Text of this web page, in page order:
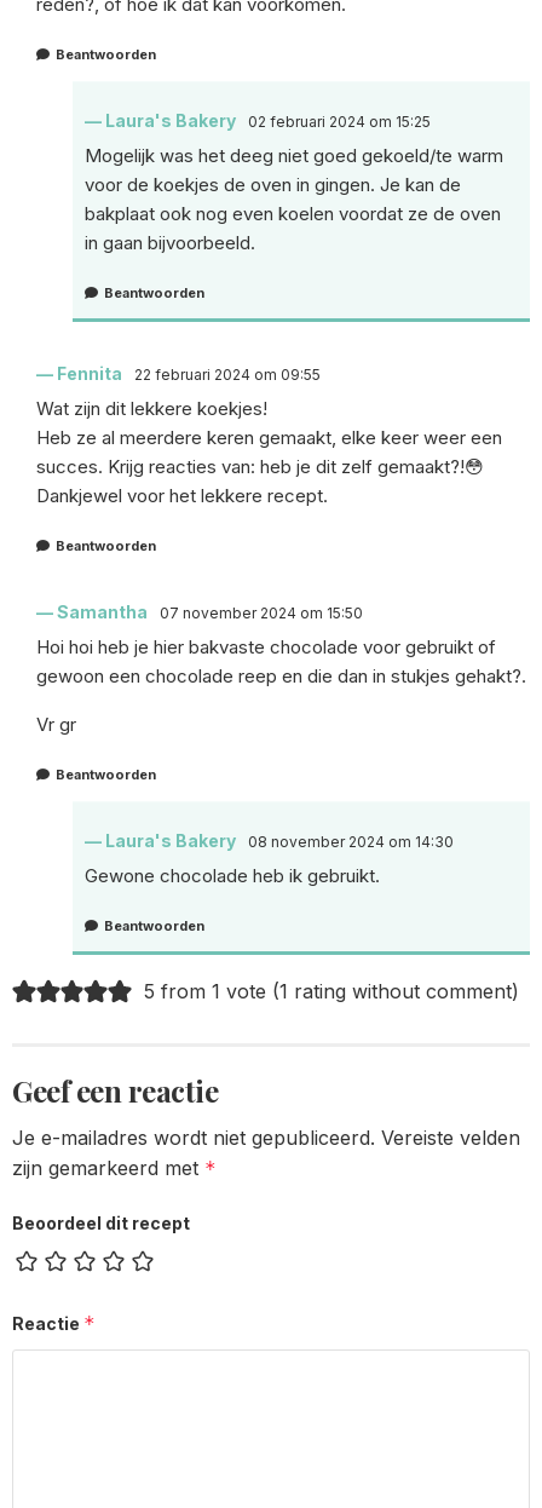
Beantwoorden
Laura's Bakery 02 februari 2024 om 15:25
Mogelijk was het deeg niet goed gekoeld/te warm
voor de koekjes de oven in gingen. Je kan de
bakplaat ook nog even koelen voordat ze de oven
in gaan bijvoorbeeld.
Beantwoorden
Fennita 22 februari 2024 om 09:55
Wat zijn dit lekkere koekjes!
Heb ze al meerdere keren gemaakt, elke keer weer een
succes. Krijg reacties van: heb je dit zelf gemaakt?!😳
Dankjewel voor het lekkere recept.
Beantwoorden
Samantha 07 november 2024 om 15:50
Hoi hoi heb je hier bakvaste chocolade voor gebruikt of
gewoon een chocolade reep en die dan in stukjes gehakt?.
Vr gr
Beantwoorden
Laura's Bakery 08 november 2024 om 14:30
Gewone chocolade heb ik gebruikt.
Beantwoorden
5 from 1 vote (1 rating without comment)
Geef een reactie
Je e-mailadres wordt niet gepubliceerd. Vereiste velden
zijn gemarkeerd met *
Beoordeel dit recept
Reactie *